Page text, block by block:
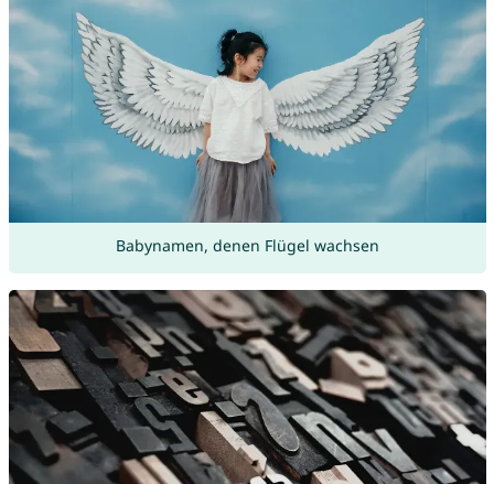
Babynamen, denen Flügel wachsen